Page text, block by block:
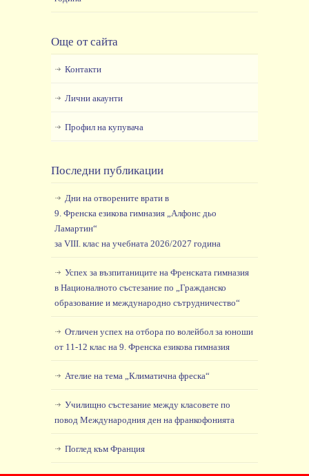
Още от сайта
Контакти
Лични акаунти
Профил на купувача
Последни публикации
Дни на отворените врати в
9. Френска езикова гимназия „Алфонс дьо
Ламартин“
за VIII. клас на учебната 2026/2027 година
Успех за възпитаниците на Френската гимназия
в Националното състезание по „Гражданско
образование и международно сътрудничество“
Отличен успех на отбора по волейбол за юноши
от 11-12 клас на 9. Френска езикова гимназия
Ателие на тема „Климатична фреска“
Училищно състезание между класовете по
повод Международния ден на франкофонията
Поглед към Франция